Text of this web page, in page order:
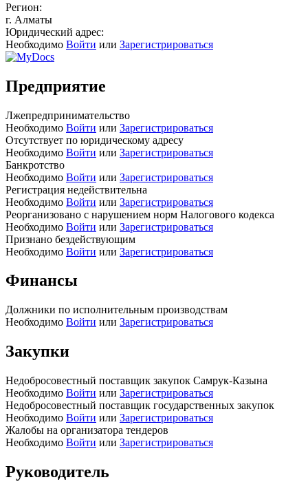
Регион:
г. Алматы
Юридический адрес:
Необходимо Войти или Зарегистрироваться
Предприятие
Лжепредпринимательство
Необходимо Войти или Зарегистрироваться
Отсутствует по юридическому адресу
Необходимо Войти или Зарегистрироваться
Банкротство
Необходимо Войти или Зарегистрироваться
Регистрация недействительна
Необходимо Войти или Зарегистрироваться
Реорганизовано с нарушением норм Налогового кодекса
Необходимо Войти или Зарегистрироваться
Признано бездействующим
Необходимо Войти или Зарегистрироваться
Финансы
Должники по исполнительным производствам
Необходимо Войти или Зарегистрироваться
Закупки
Недобросовестный поставщик закупок Самрук-Казына
Необходимо Войти или Зарегистрироваться
Недобросовестный поставщик государственных закупок
Необходимо Войти или Зарегистрироваться
Жалобы на организатора тендеров
Необходимо Войти или Зарегистрироваться
Руководитель